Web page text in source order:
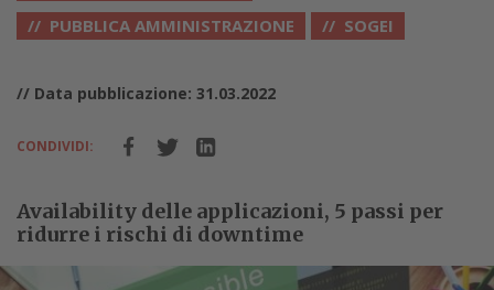
PUBBLICA AMMINISTRAZIONE
SOGEI
// Data pubblicazione: 31.03.2022
CONDIVIDI:
Availability delle applicazioni, 5 passi per
ridurre i rischi di downtime